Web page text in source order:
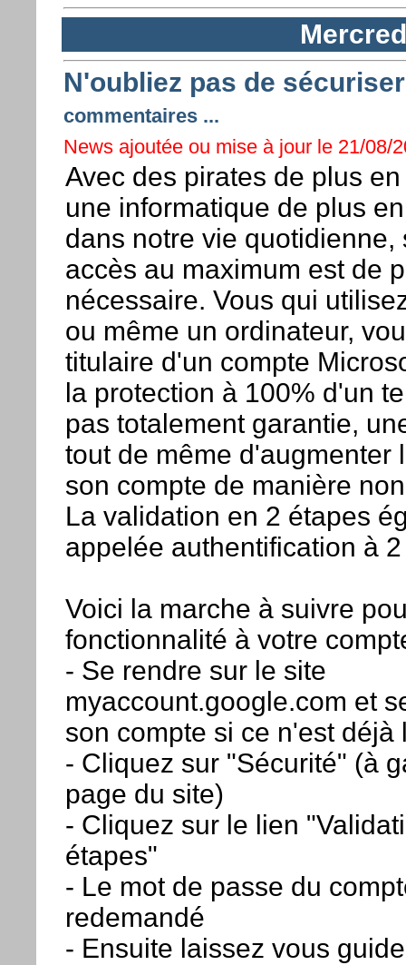
N'oubliez pas de
commentaires ...
News ajoutée ou mise à jour le 21/08/
Avec des pirates de plus
une informatique de plus
dans notre vie quotidienne,
accès au maximum est de
nécessaire. Vous qui
ou même un ordinateur,
titulaire d'un compte
la protection à 100% d'un
pas totalement garantie,
tout de même d'augmenter
son compte de manière
La validation en 2 étapes
appelée authentification à
Voici la marche à suivre
fonctionnalité à votre
- Se rendre sur le site
myaccount.google.com et
son compte si ce n'est déjà
- Cliquez sur "Sécurité" (à
page du site)
- Cliquez sur le lien
étapes"
- Le mot de passe du
redemandé
- Ensuite laissez vous